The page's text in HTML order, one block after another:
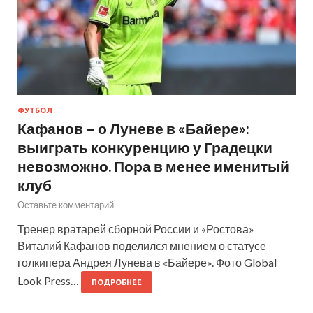
ФУТБОЛ
Кафанов – о Луневе в «Байере»:
выиграть конкуренцию у Градецки
невозможно. Пора в менее именитый
клуб
Оставьте комментарий
Тренер вратарей сборной России и «Ростова»
Виталий Кафанов поделился мнением о статусе
голкипера Андрея Лунева в «Байере». Фото Global
Look Press…
ПОДРОБНЕЕ